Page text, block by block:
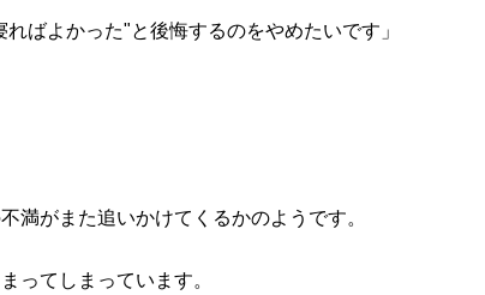
ばよかった"と後悔するのをやめたいです」
満がまた追いかけてくるかのようです。
ってしまっています。